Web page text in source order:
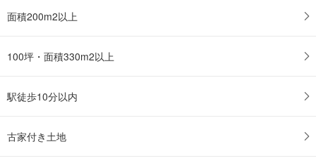
面積200m2以上
100坪・面積330m2以上
駅徒歩10分以内
古家付き土地